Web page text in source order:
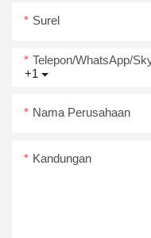
Surel
+1
Telepon/WhatsApp/
Nama Perusahaan
Kandungan